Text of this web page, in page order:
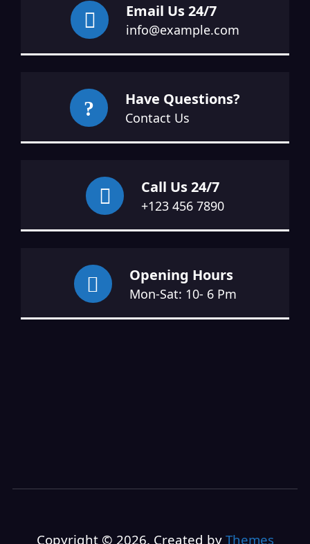
Email Us 24/7
info@example.com
Have Questions?
Contact Us
Call Us 24/7
+123 456 7890
Opening Hours
Mon-Sat: 10- 6 Pm
Copyright © 2026. Created by Themes